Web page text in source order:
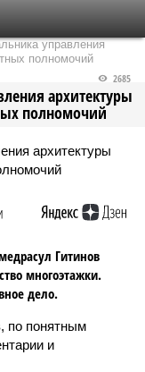
управления
полномочий
архитектуры
полномочий
2685
Гитинов
многоэтажки.
дело.
по понятным
и